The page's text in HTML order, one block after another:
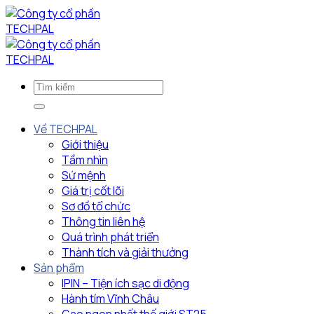
Bỏ
qua
nội
dung
Về TECHPAL
Giới thiệu
Tầm nhìn
Sứ mệnh
Giá trị cốt lõi
Sơ đồ tổ chức
Thông tin liên hệ
Quá trình phát triển
Thành tích và giải thưởng
Sản phẩm
IPIN – Tiện ích sạc di động
Hành tím Vĩnh Châu